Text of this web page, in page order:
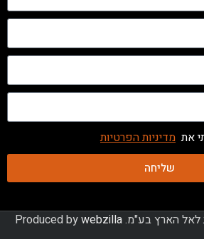
את מדיניות הפרטיות
שליחה
webzilla